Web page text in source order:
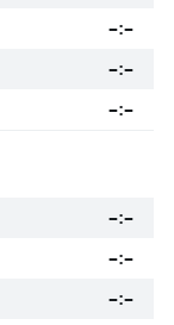
–:–
–:–
–:–
–:–
–:–
–:–